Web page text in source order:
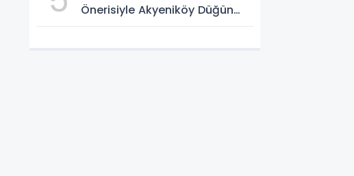
Önerisiyle Akyeniköy Düğün